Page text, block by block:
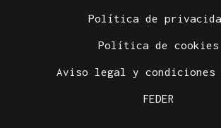
Política de
Política de cookies
Aviso legal y condiciones
FEDER